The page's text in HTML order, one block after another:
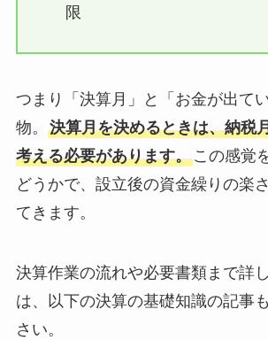
限
つまり「決算月」と「お金が出て
物。 決算月を決めるときは、納税
考える必要があります。この感覚
どうかで、設立後の資金繰りの楽
てきます。
決算作業の流れや必要書類まで詳
は、以下の決算の基礎知識の記事
さい。